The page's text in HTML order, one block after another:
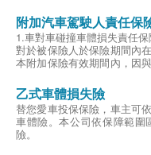
附加汽車駕駛人責任保
1.車對車碰撞車體損失責任保
對於被保險人於保險期間內
本附加保險有效期間內，因
時，本公司對被保險人負賠償
賠付金額最高5萬元為限。
對造汽車雖肇事逃逸無法確
實者，本公司亦負賠償之責。
2.第三人責任保險
乙式車體損失險
替您愛車投保保險，車主可
車體險。本公司依保障範
險。